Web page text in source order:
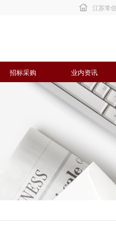
江苏常
招标采购 业内资讯